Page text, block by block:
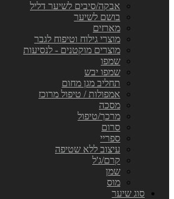
אבקה/סיבים לשיער דליל
בושם לשיער
מארזים
מוצרי גילוח וטיפוח לגבר
מוצרים מוקטנים - לנסיעות
שמפו
שמפו יבש
תחליב מגן מחום
אמפולות / טיפול מרוכז
מסכה
מרכך/טיפול
סרום
ספריי
עיצוב ללא שטיפה
קרם/ג'ל
שמן
מוס
סוג שיער